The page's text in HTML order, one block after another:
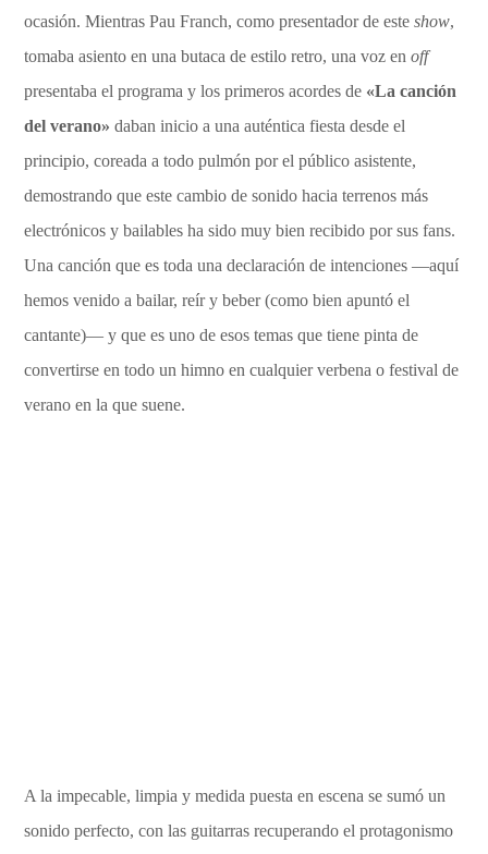
ocasión. Mientras Pau Franch, como presentador de esteshow,
tomaba asiento en una butaca de estilo retro, una voz enoff
presentaba el programa y los primeros acordes de «La canción
del verano» daban inicio a una auténtica fiesta desde el
principio, coreada a todo pulmón por el público asistente,
demostrando que este cambio de sonido hacia terrenos más
electrónicos y bailables ha sido muy bien recibido por sus fans.
Una canción que es toda una declaración de intenciones —aquí
hemos venido a bailar, reír y beber (como bien apuntó el
cantante)— y que es uno de esos temas que tiene pinta de
convertirse en todo un himno en cualquier verbena o festival de
verano en la que suene.
A la impecable, limpia y medida puesta en escena se sumó un
sonido perfecto, con las guitarras recuperando el protagonismo